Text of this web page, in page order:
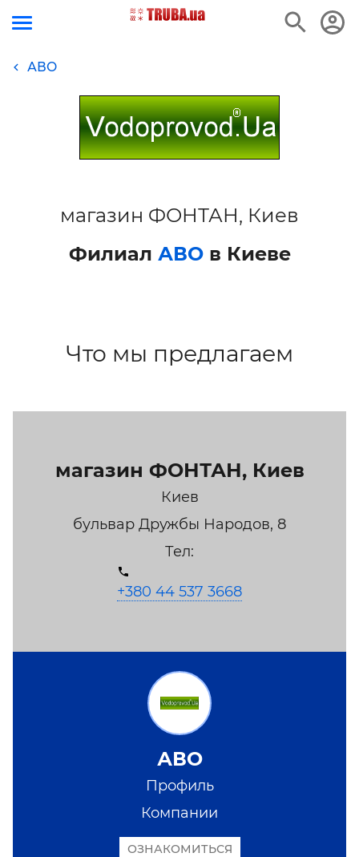
АВО
магазин ФОНТАН, Киев
Филиал АВОв Киеве
Что мы предлагаем
магазин ФОНТАН, Киев
Киев
бульвар Дружбы Народов, 8
Тел:
+380 44 537 3668
АВО
Профиль
Компании
ОЗНАКОМИТЬСЯ